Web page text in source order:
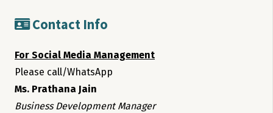
Contact Info
For Social Media Management
Please call/WhatsApp
Ms. Prathana Jain
Business Development Manager